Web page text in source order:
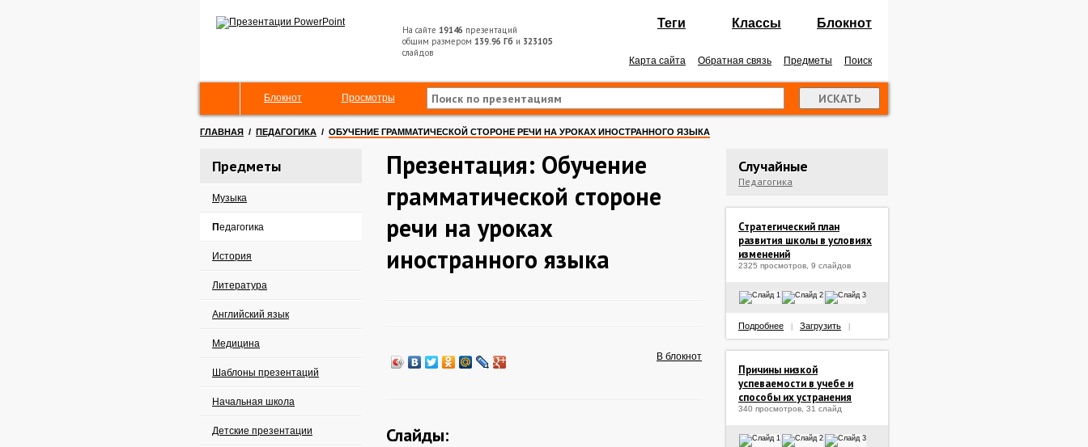
На сайте 19146 презентаций
общим размером 139.96 Гб и 323105
слайдов
Теги Классы Блокнот
Карта сайта Обратная связь Предметы Поиск
Блокнот Просмотры
ГЛАВНАЯ / ПЕДАГОГИКА / ОБУЧЕНИЕ ГРАММАТИЧЕСКОЙ СТОРОНЕ РЕЧИ НА УРОКАХ ИНОСТРАННОГО ЯЗЫКА
Предметы
Музыка
Педагогика
История
Литература
Английский язык
Медицина
Шаблоны презентаций
Начальная школа
Детские презентации
Презентация: Обучение
грамматической стороне
речи на уроках
иностранного языка
В блокнот
Слайды:
Случайные
Педагогика
Стратегический план
развития школы в условиях
изменений
2325 просмотров, 9 слайдов
Подробнее Загрузить
Причины низкой
успеваемости в учебе и
способы их устранения
340 просмотров, 31 слайд